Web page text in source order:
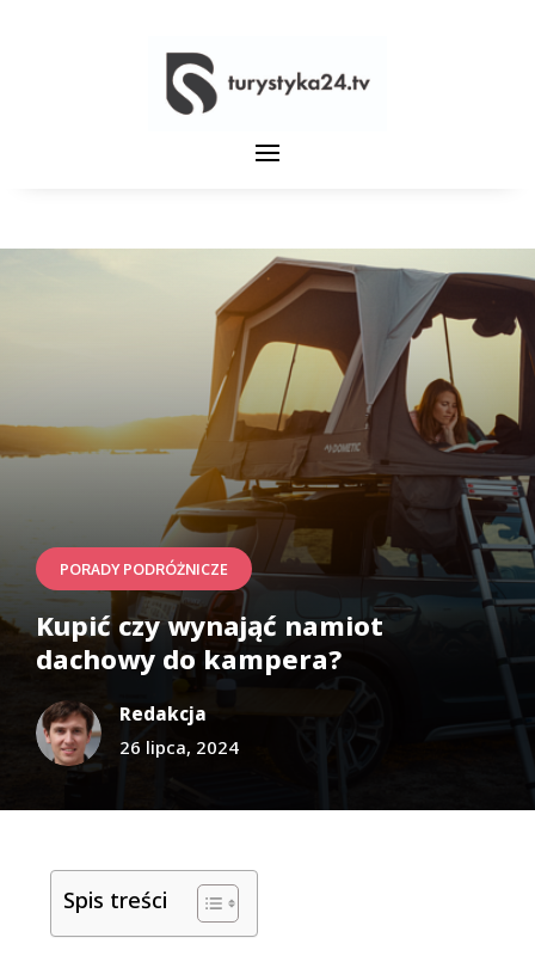
PORADY PODRÓŻNICZE
Kupić czy wynająć namiot
dachowy do kampera?
Redakcja
26 lipca, 2024
Spis treści